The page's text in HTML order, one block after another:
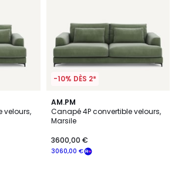
velours,
-10% DÈS 2*
AM.PM
Canapé 4P convertible velours,
Marsile
3060,00 €
3600,00 €
17
Couleurs